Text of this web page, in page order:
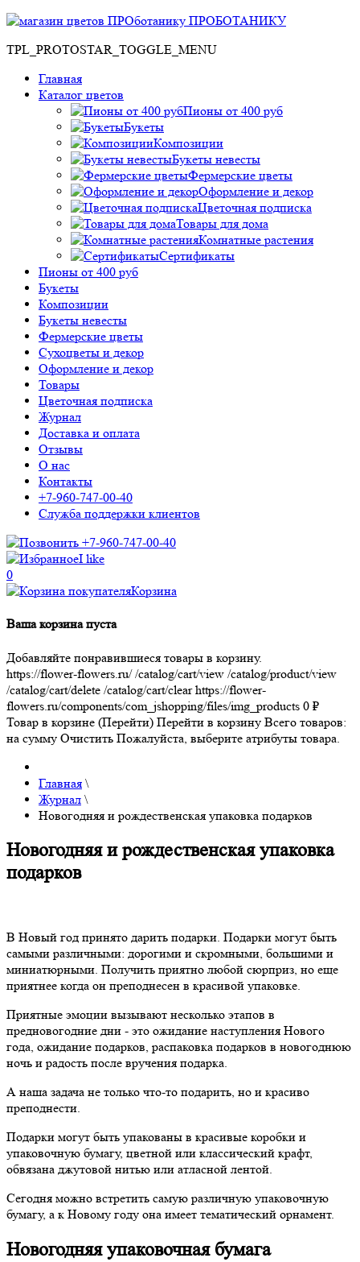
ПРОБОТАНИКУ
TPL_PROTOSTAR_TOGGLE_MENU
Главная
Каталог цветов
Пионы от 400 руб
Букеты
Композиции
Букеты невесты
Фермерские цветы
Оформление и декор
Цветочная подписка
Товары для дома
Комнатные растения
Сертификаты
Пионы от 400 руб
Букеты
Композиции
Букеты невесты
Фермерские цветы
Сухоцветы и декор
Оформление и декор
Товары
Цветочная подписка
Журнал
Доставка и оплата
Отзывы
О нас
Контакты
+7-960-747-00-40
Служба поддержки клиентов
+7-960-747-00-40
I like
0
Корзина
Ваша корзина пуста
Добавляйте понравившиеся товары в корзину.
https://flower-flowers.ru/ /catalog/cart/view /catalog/product/view
/catalog/cart/delete /catalog/cart/clear https://flower-
flowers.ru/components/com_jshopping/files/img_products 0 ₽
Товар в корзине (Перейти) Перейти в корзину Всего товаров:
на сумму Очистить Пожалуйста, выберите атрибуты товара.
Главная \
Журнал \
Новогодняя и рождественская упаковка подарков
Новогодняя и рождественская упаковка
подарков
В Новый год принято дарить подарки. Подарки могут быть
самыми различными: дорогими и скромными, большими и
миниатюрными. Получить приятно любой сюрприз, но еще
приятнее когда он преподнесен в красивой упаковке.
Приятные эмоции вызывают несколько этапов в
предновогодние дни - это ожидание наступления Нового
года, ожидание подарков, распаковка подарков в новогоднюю
ночь и радость после вручения подарка.
А наша задача не только что-то подарить, но и красиво
преподнести.
Подарки могут быть упакованы в красивые коробки и
упаковочную бумагу, цветной или классический крафт,
обвязана джутовой нитью или атласной лентой.
Сегодня можно встретить самую различную упаковочную
бумагу, а к Новому году она имеет тематический орнамент.
Новогодняя упаковочная бумага